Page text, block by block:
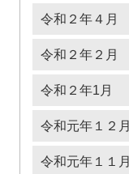
令和２年４月
令和２年２月
令和２年1月
令和元年１２月
令和元年１１月